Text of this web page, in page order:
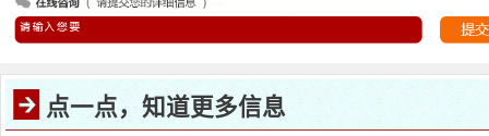
点一点，知道更多信息